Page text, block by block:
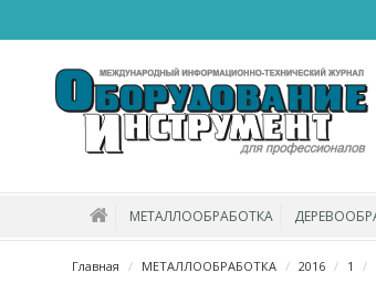
МЕТАЛЛООБРАБОТКА
Главная МЕТАЛЛООБРАБОТКА 2016 1